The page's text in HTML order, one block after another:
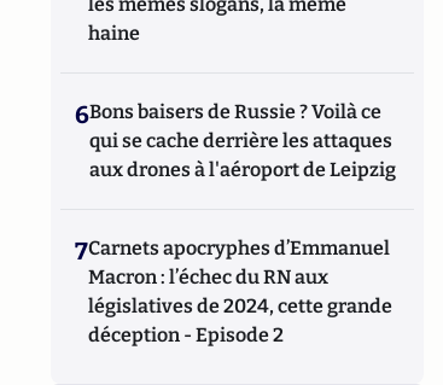
haine
6Bons baisers de Russie ? Voilà ce
qui se cache derrière les attaques
aux drones à l'aéroport de Leipzig
7Carnets apocryphes d’Emmanuel
Macron : l’échec du RN aux
législatives de 2024, cette grande
déception - Episode 2